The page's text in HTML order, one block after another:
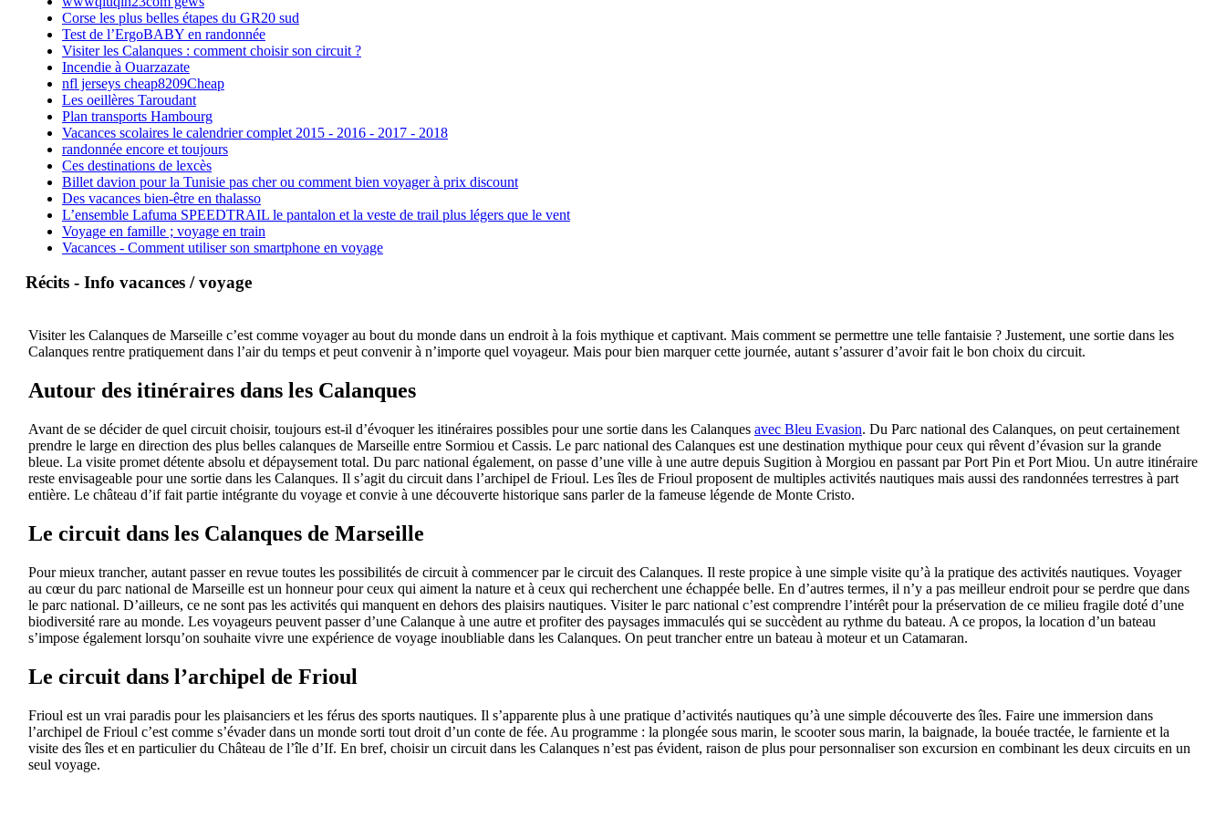
Corse les plus belles étapes du GR20 sud
Test de l’ErgoBABY en randonnée
Visiter les Calanques : comment choisir son circuit ?
Incendie à Ouarzazate
nfl jerseys cheap8209Cheap
Les oeillères Taroudant
Plan transports Hambourg
Vacances scolaires le calendrier complet 2015 - 2016 - 2017 - 2018
randonnée encore et toujours
Ces destinations de lexcès
Billet davion pour la Tunisie pas cher ou comment bien voyager à prix discount
Des vacances bien-être en thalasso
L’ensemble Lafuma SPEEDTRAIL le pantalon et la veste de trail plus légers que le vent
Voyage en famille ; voyage en train
Vacances - Comment utiliser son smartphone en voyage
Récits - Info vacances / voyage
Visiter les Calanques de Marseille c’est comme voyager au bout du monde dans un endroit à la fois mythique et captivant. Mais comment se permettre une telle fantaisie ? Justement, une sortie dans les
Calanques rentre pratiquement dans l’air du temps et peut convenir à n’importe quel voyageur. Mais pour bien marquer cette journée, autant s’assurer d’avoir fait le bon choix du circuit.
Autour des itinéraires dans les Calanques
Avant de se décider de quel circuit choisir, toujours est-il d’évoquer les itinéraires possibles pour une sortie dans les Calanques avec Bleu Evasion. Du Parc national des Calanques, on peut certainement
prendre le large en direction des plus belles calanques de Marseille entre Sormiou et Cassis. Le parc national des Calanques est une destination mythique pour ceux qui rêvent d’évasion sur la grande
bleue. La visite promet détente absolu et dépaysement total. Du parc national également, on passe d’une ville à une autre depuis Sugition à Morgiou en passant par Port Pin et Port Miou. Un autre itinéraire
reste envisageable pour une sortie dans les Calanques. Il s’agit du circuit dans l’archipel de Frioul. Les îles de Frioul proposent de multiples activités nautiques mais aussi des randonnées terrestres à part
entière. Le château d’if fait partie intégrante du voyage et convie à une découverte historique sans parler de la fameuse légende de Monte Cristo.
Le circuit dans les Calanques de Marseille
Pour mieux trancher, autant passer en revue toutes les possibilités de circuit à commencer par le circuit des Calanques. Il reste propice à une simple visite qu’à la pratique des activités nautiques. Voyager
au cœur du parc national de Marseille est un honneur pour ceux qui aiment la nature et à ceux qui recherchent une échappée belle. En d’autres termes, il n’y a pas meilleur endroit pour se perdre que dans
le parc national. D’ailleurs, ce ne sont pas les activités qui manquent en dehors des plaisirs nautiques. Visiter le parc national c’est comprendre l’intérêt pour la préservation de ce milieu fragile doté d’une
biodiversité rare au monde. Les voyageurs peuvent passer d’une Calanque à une autre et profiter des paysages immaculés qui se succèdent au rythme du bateau. A ce propos, la location d’un bateau
s’impose également lorsqu’on souhaite vivre une expérience de voyage inoubliable dans les Calanques. On peut trancher entre un bateau à moteur et un Catamaran.
Le circuit dans l’archipel de Frioul
Frioul est un vrai paradis pour les plaisanciers et les férus des sports nautiques. Il s’apparente plus à une pratique d’activités nautiques qu’à une simple découverte des îles. Faire une immersion dans
l’archipel de Frioul c’est comme s’évader dans un monde sorti tout droit d’un conte de fée. Au programme : la plongée sous marin, le scooter sous marin, la baignade, la bouée tractée, le farniente et la
visite des îles et en particulier du Château de l’île d’If. En bref, choisir un circuit dans les Calanques n’est pas évident, raison de plus pour personnaliser son excursion en combinant les deux circuits en un
seul voyage.